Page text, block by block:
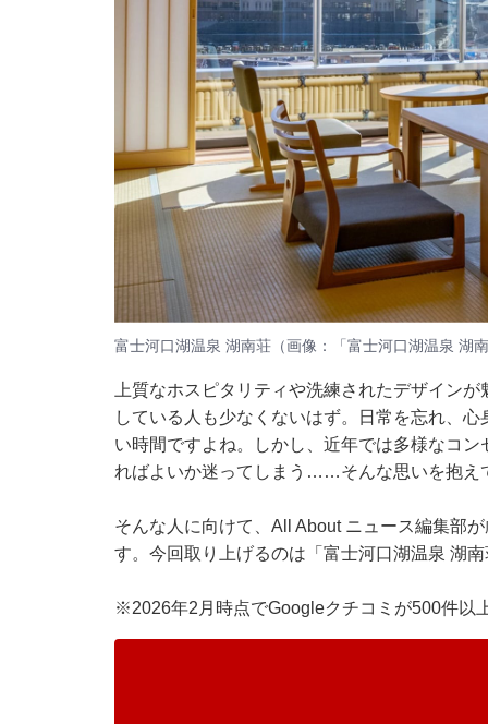
富士河口湖温泉 湖南荘（画像：「富士河口湖温泉 湖
上質なホスピタリティや洗練されたデザイン
している人も少なくないはず。日常を忘れ、
い時間ですよね。しかし、近年では多様なコ
ればよいか迷ってしまう……そんな思いを抱え
そんな人に向けて、All About ニュース編集部
す。今回取り上げるのは「富士河口湖温泉 湖
※2026年2月時点でGoogleクチコミが500件以